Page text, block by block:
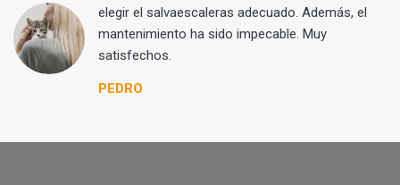
elegir el salvaescaleras adecuado. Además, el
mantenimiento ha sido impecable. Muy
satisfechos.
PEDRO